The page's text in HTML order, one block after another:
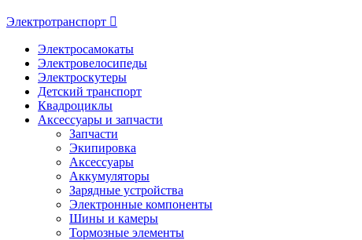
Электротранспорт
Электросамокаты
Электровелосипеды
Электроскутеры
Детский транспорт
Квадроциклы
Аксессуары и запчасти
Запчасти
Экипировка
Аксессуары
Аккумуляторы
Зарядные устройства
Электронные компоненты
Шины и камеры
Тормозные элементы